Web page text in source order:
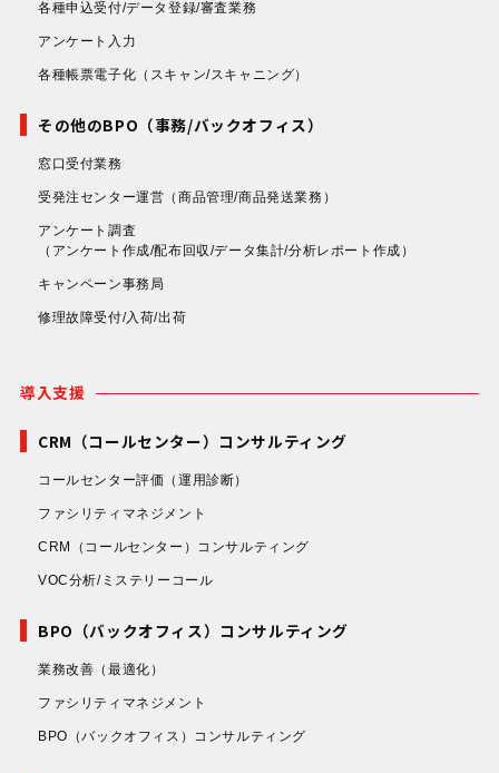
各種申込受付/データ登録/審査業務
アンケート入力
各種帳票電子化 （スキャン/スキャニング）
その他のBPO（事務/バックオフィス）
窓口受付業務
受発注センター運営 （商品管理/商品発送業務）
アンケート調査
（アンケート作成/配布回収/データ集計/分析レポート作成）
キャンペーン事務局
修理故障受付/入荷/出荷
導入支援
CRM（コールセンター）コンサルティング
コールセンター評価 （運用診断）
ファシリティマネジメント
CRM（コールセンター）コンサルティング
VOC分析/ミステリーコール
BPO（バックオフィス）コンサルティング
業務改善 （最適化）
ファシリティマネジメント
BPO（バックオフィス）コンサルティング